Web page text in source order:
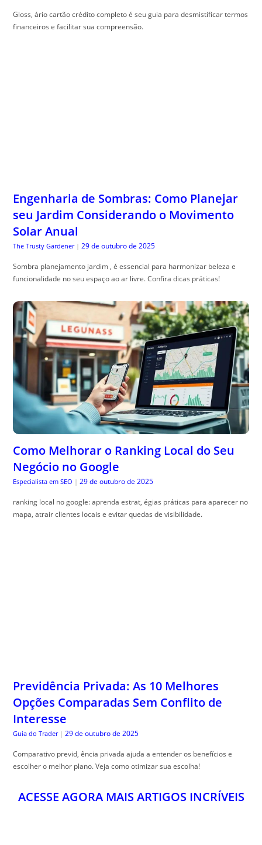
Gloss, ário cartão crédito completo é seu guia para desmistificar termos
financeiros e facilitar sua compreensão.
Engenharia de Sombras: Como Planejar
seu Jardim Considerando o Movimento
Solar Anual
The Trusty Gardener | 29 de outubro de 2025
Sombra planejamento jardim , é essencial para harmonizar beleza e
funcionalidade no seu espaço ao ar livre. Confira dicas práticas!
Como Melhorar o Ranking Local do Seu
Negócio no Google
Especialista em SEO | 29 de outubro de 2025
ranking local no google: aprenda estrat, égias práticas para aparecer no
mapa, atrair clientes locais e evitar quedas de visibilidade.
Previdência Privada: As 10 Melhores
Opções Comparadas Sem Conflito de
Interesse
Guia do Trader | 29 de outubro de 2025
Comparativo previd, ência privada ajuda a entender os benefícios e
escolher o melhor plano. Veja como otimizar sua escolha!
ACESSE AGORA MAIS ARTIGOS INCRÍVEIS